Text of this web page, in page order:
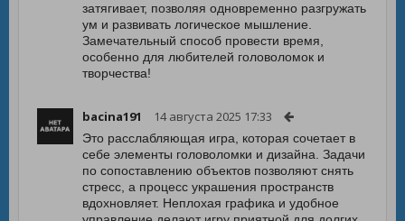
затягивает, позволяя одновременно разгружать
ум и развивать логическое мышление.
Замечательный способ провести время,
особенно для любителей головоломок и
творчества!
bacina191 14 августа 2025 17:33
Это расслабляющая игра, которая сочетает в
себе элементы головоломки и дизайна. Задачи
по сопоставлению объектов позволяют снять
стресс, а процесс украшения пространств
вдохновляет. Неплохая графика и удобное